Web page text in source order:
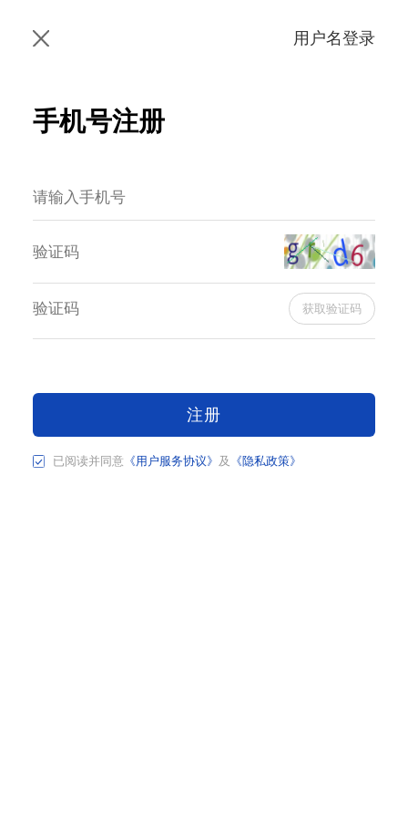
用户名登录
手机号注册
获取验证码
注册
已阅读并同意 《用户服务协议》 及 《隐私政策》